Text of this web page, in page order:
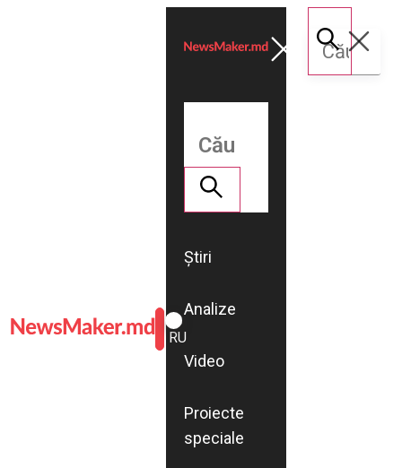
ROMÂNĂ
RU
Știri
Analize
Video
Proiecte
speciale